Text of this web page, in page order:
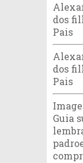
dos
Pais
dos
Pais
Guia